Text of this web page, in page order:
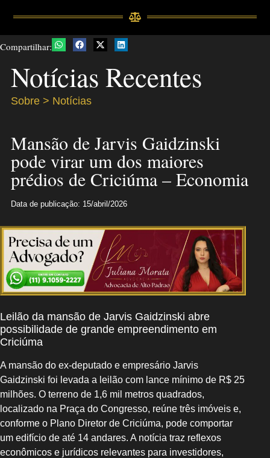
Compartilhar:
Notícias Recentes
Sobre > Notícias
Mansão de Jarvis Gaidzinski
pode virar um dos maiores
prédios de Criciúma – Economia
Data de publicação: 15/abril/2026
Leilão da mansão de Jarvis Gaidzinski abre
possibilidade de grande empreendimento em
Criciúma
A mansão do ex-deputado e empresário Jarvis
Gaidzinski foi levada a leilão com lance mínimo de R$ 25
milhões. O terreno de 1,6 mil metros quadrados,
localizado na Praça do Congresso, reúne três imóveis e,
conforme o Plano Diretor de Criciúma, pode comportar
um edifício de até 14 andares. A notícia traz reflexos
econômicos e jurídicos relevantes para investidores,